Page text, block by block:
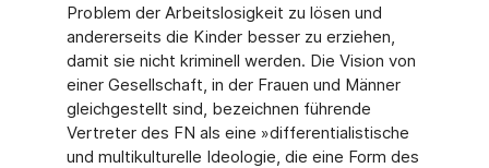
Problem der Arbeitslosigkeit zu lösen und
andererseits die Kinder besser zu erziehen,
damit sie nicht kriminell werden. Die Vision von
einer Gesellschaft, in der Frauen und Männer
gleichgestellt sind, bezeichnen führende
Vertreter des FN als eine »differentialis­tische
und multikulturelle Ideologie, die eine Form des